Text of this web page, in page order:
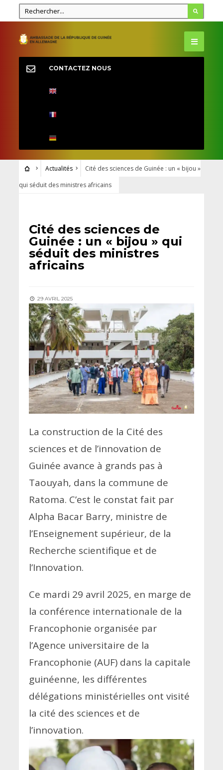
CONTACTEZ NOUS
Actualités
Cité des sciences de Guinée : un « bijou »
qui séduit des ministres africains
Cité des sciences de
Guinée : un « bijou » qui
séduit des ministres
africains
29 AVRIL 2025
La construction de la Cité des
sciences et de l’innovation de
Guinée avance à grands pas à
Taouyah, dans la commune de
Ratoma. C’est le constat fait par
Alpha Bacar Barry, ministre de
l’Enseignement supérieur, de la
Recherche scientifique et de
l’Innovation.
Ce mardi 29 avril 2025, en marge de
la conférence internationale de la
Francophonie organisée par
l’Agence universitaire de la
Francophonie (AUF) dans la capitale
guinéenne, les différentes
délégations ministérielles ont visité
la cité des sciences et de
l’innovation.